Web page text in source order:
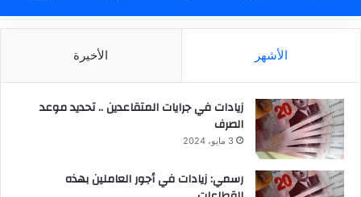
الأشهر الأخيرة
زيادات في جرايات المتقاعدين .. تحديد موعد
الصرف
3 مايو، 2024
رسمي: زيادات في أجور العاملين بهذه